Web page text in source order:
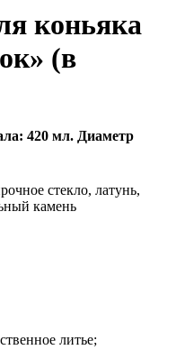
коньяка
(в
420 мл. Диаметр
стекло, латунь,
камень
литье;